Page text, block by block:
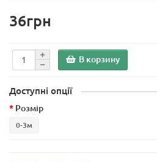
36грн
В корзину
Доступні опції
Розмір
0-3м